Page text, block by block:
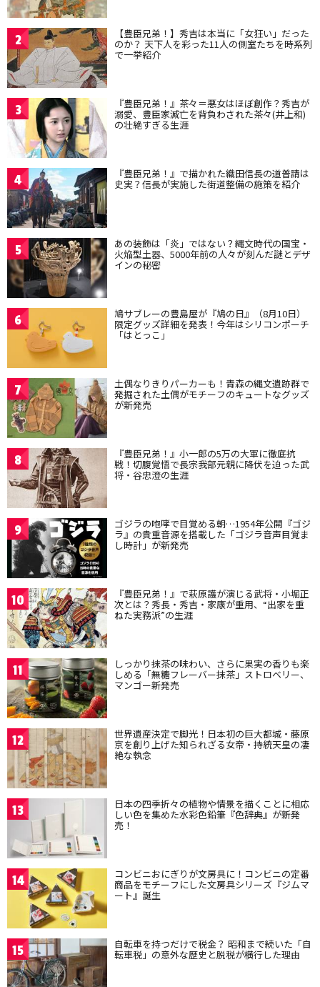
2 【豊臣兄弟！】秀吉は本当に「女狂い」だった
のか？ 天下人を彩った11人の側室たちを時系列
で一挙紹介
3 『豊臣兄弟！』茶々＝悪女はほぼ創作？秀吉が
溺愛、豊臣家滅亡を背負わされた茶々(井上和)
の壮絶すぎる生涯
4 『豊臣兄弟！』で描かれた織田信長の道普請は
史実？信長が実施した街道整備の施策を紹介
5 あの装飾は「炎」ではない？縄文時代の国宝・
火焔型土器、5000年前の人々が刻んだ謎とデザ
インの秘密
6 鳩サブレーの豊島屋が『鳩の日』（8月10日）
限定グッズ詳細を発表！今年はシリコンポーチ
「はとっこ」
7 土偶なりきりパーカーも！青森の縄文遺跡群で
発掘された土偶がモチーフのキュートなグッズ
が新発売
8 『豊臣兄弟！』小一郎の5万の大軍に徹底抗
戦！切腹覚悟で長宗我部元親に降伏を迫った武
将・谷忠澄の生涯
9 ゴジラの咆哮で目覚める朝…1954年公開『ゴジ
ラ』の貴重音源を搭載した「ゴジラ音声目覚ま
し時計」が新発売
10 『豊臣兄弟！』で萩原護が演じる武将・小堀正
次とは？秀長・秀吉・家康が重用、“出家を重
ねた実務派”の生涯
11 しっかり抹茶の味わい、さらに果実の香りも楽
しめる「無糖フレーバー抹茶」ストロベリー、
マンゴー新発売
12 世界遺産決定で脚光！日本初の巨大都城・藤原
京を創り上げた知られざる女帝・持統天皇の凄
絶な執念
13 日本の四季折々の植物や情景を描くことに相応
しい色を集めた水彩色鉛筆『色辞典』が新発
売！
14 コンビニおにぎりが文房具に！コンビニの定番
商品をモチーフにした文房具シリーズ『ジムマ
ート』誕生
15 自転車を持つだけで税金？ 昭和まで続いた「自
転車税」の意外な歴史と脱税が横行した理由